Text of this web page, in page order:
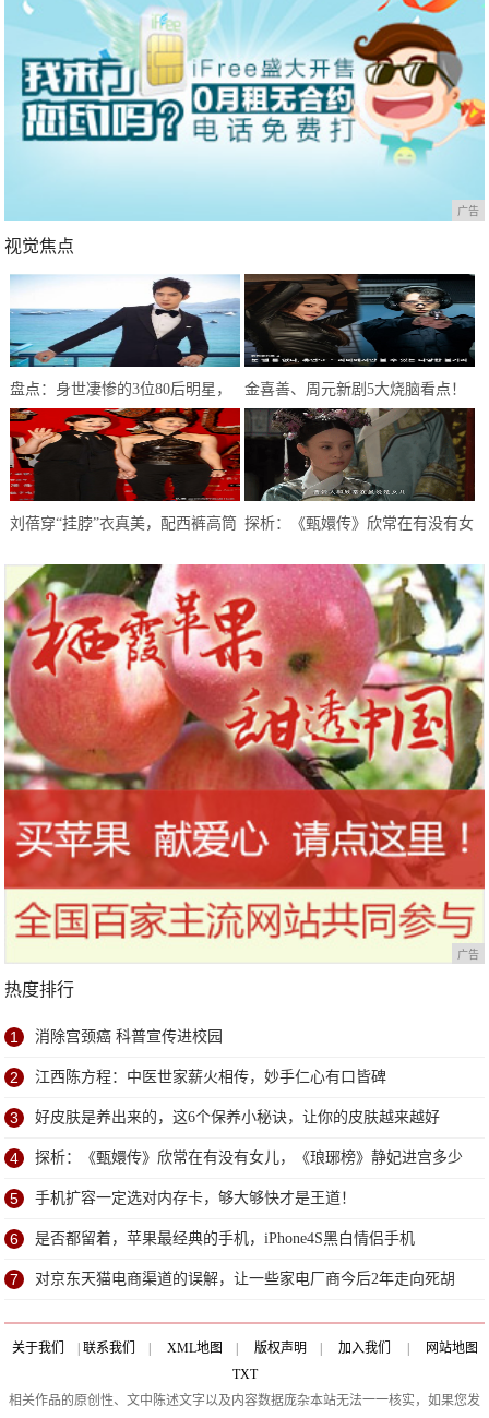
广告
视觉焦点
盘点：身世凄惨的3位80后明星，
个个在逆境中闪闪发光
金喜善、周元新剧5大烧脑看点！
被封2020最精彩的穿越韩剧
刘蓓穿“挂脖”衣真美，配西裤高筒 探析：《甄嬛传》欣常在有没有女
广告
热度排行
1 消除宫颈癌 科普宣传进校园
2 江西陈方程：中医世家薪火相传，妙手仁心有口皆碑
3 好皮肤是养出来的，这6个保养小秘诀，让你的皮肤越来越好
4 探析：《甄嬛传》欣常在有没有女儿，《琅琊榜》静妃进宫多少
年？
5 手机扩容一定选对内存卡，够大够快才是王道！
6 是否都留着，苹果最经典的手机，iPhone4S黑白情侣手机
7 对京东天猫电商渠道的误解，让一些家电厂商今后2年走向死胡
同
关于我们 联系我们 XML地图 版权声明 加入我们
网站地图
TXT
相关作品的原创性、文中陈述文字以及内容数据庞杂本站无法一一核实，如果您发